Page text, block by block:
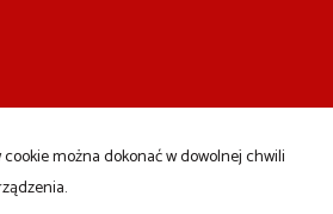
można dokonać w dowolnej chwili